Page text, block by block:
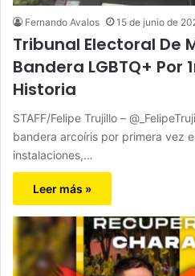
Fernando Avalos 15 de junio de
Tribunal Electoral De
Bandera LGBTQ+ Por
Historia
STAFF/Felipe Trujillo –
bandera arcoíris por primera vez
instalaciones,…
Leer más »